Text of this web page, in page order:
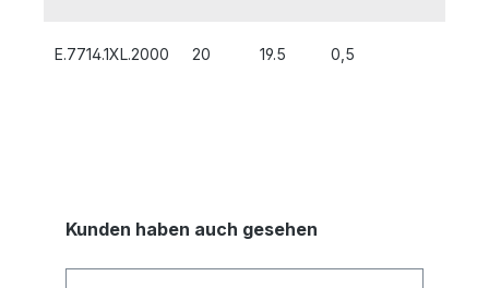
E.7714.1XL.2000 20 19.5 0,5
Kunden haben auch gesehen